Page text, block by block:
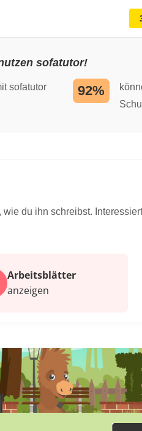
sofatutor!
sofatutor
92%
du ihn schreibst.
Arbeits­blätter
anzeigen